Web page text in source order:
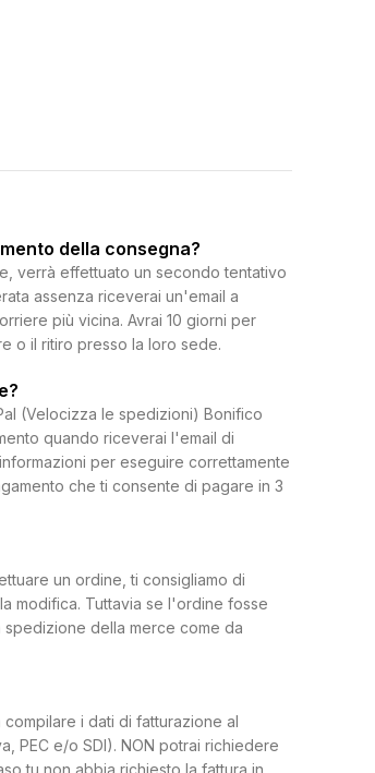
della consegna?
verrà effettuato un secondo tentativo
assenza riceverai un'email a
più vicina. Avrai 10 giorni per
o il ritiro presso la loro sede.
(Velocizza le spedizioni) Bonifico
quando riceverai l'email di
per eseguire correttamente
che ti consente di pagare in 3
un ordine, ti consigliamo di
modifica. Tuttavia se l'ordine fosse
della merce come da
i dati di fatturazione al
PEC e/o SDI). NON potrai richiedere
tu non abbia richiesto la fattura in